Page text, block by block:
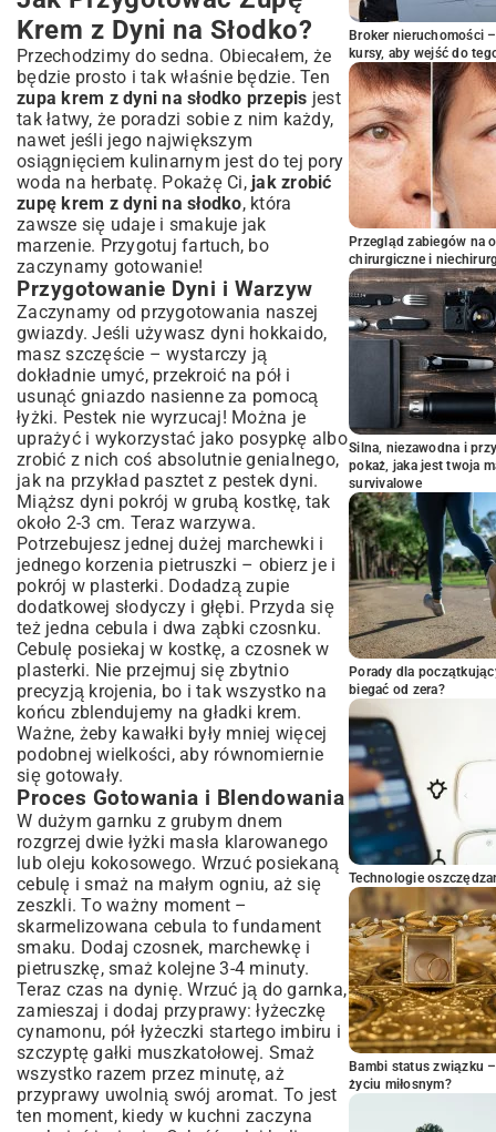
Krem z Dyni na Słodko?
Przechodzimy do sedna. Obiecałem, że
będzie prosto i tak właśnie będzie. Ten
zupa krem z dyni na słodko przepis jest
tak łatwy, że poradzi sobie z nim każdy,
nawet jeśli jego największym
osiągnięciem kulinarnym jest do tej pory
woda na herbatę. Pokażę Ci, jak zrobić
zupę krem z dyni na słodko, która
zawsze się udaje i smakuje jak
marzenie. Przygotuj fartuch, bo
zaczynamy gotowanie!
Przygotowanie Dyni i Warzyw
Zaczynamy od przygotowania naszej
gwiazdy. Jeśli używasz dyni hokkaido,
masz szczęście – wystarczy ją
dokładnie umyć, przekroić na pół i
usunąć gniazdo nasienne za pomocą
łyżki. Pestek nie wyrzucaj! Można je
uprażyć i wykorzystać jako posypkę albo
zrobić z nich coś absolutnie genialnego,
jak na przykład pasztet z pestek dyni.
Miąższ dyni pokrój w grubą kostkę, tak
około 2-3 cm. Teraz warzywa.
Potrzebujesz jednej dużej marchewki i
jednego korzenia pietruszki – obierz je i
pokrój w plasterki. Dodadzą zupie
dodatkowej słodyczy i głębi. Przyda się
też jedna cebula i dwa ząbki czosnku.
Cebulę posiekaj w kostkę, a czosnek w
plasterki. Nie przejmuj się zbytnio
precyzją krojenia, bo i tak wszystko na
końcu zblendujemy na gładki krem.
Ważne, żeby kawałki były mniej więcej
podobnej wielkości, aby równomiernie
się gotowały.
Proces Gotowania i Blendowania
W dużym garnku z grubym dnem
rozgrzej dwie łyżki masła klarowanego
lub oleju kokosowego. Wrzuć posiekaną
cebulę i smaż na małym ogniu, aż się
zeszkli. To ważny moment –
skarmelizowana cebula to fundament
smaku. Dodaj czosnek, marchewkę i
pietruszkę, smaż kolejne 3-4 minuty.
Teraz czas na dynię. Wrzuć ją do garnka,
zamieszaj i dodaj przyprawy: łyżeczkę
cynamonu, pół łyżeczki startego imbiru i
szczyptę gałki muszkatołowej. Smaż
wszystko razem przez minutę, aż
przyprawy uwolnią swój aromat. To jest
ten moment, kiedy w kuchni zaczyna
Broker nieruchomości
kursy, aby wejść do
Przegląd zabiegów na
chirurgiczne i
Silna, niezawodna i
pokaż, jaka jest twoja
survivalowe
Porady dla
biegać od zera?
Technologie
Bambi status związku
życiu miłosnym?